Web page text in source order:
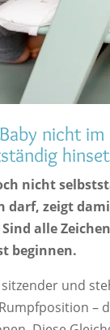
nicht
nicht
darf, zeigt
Sind alle
beginnen.
und
–